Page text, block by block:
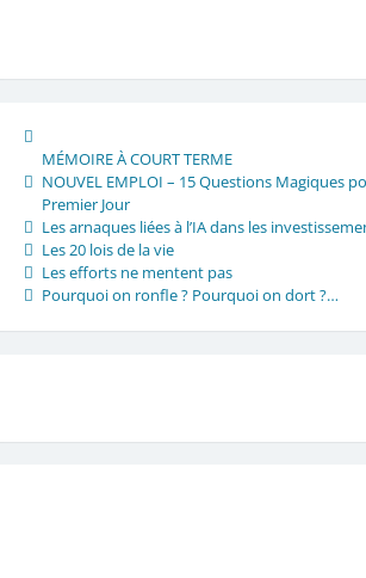
MÉMOIRE À COURT TERME
NOUVEL EMPLOI – 15 Questions Magiques
Premier Jour
Les arnaques liées à l’IA dans les
Les 20 lois de la vie
Les efforts ne mentent pas
Pourquoi on ronfle ? Pourquoi on dort ?…